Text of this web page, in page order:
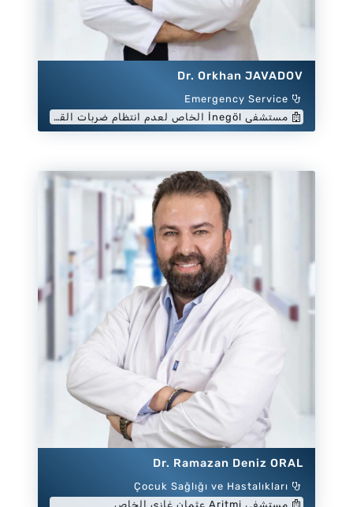
Dr. Orkhan JAVADOV
Emergency Service
مستشفى İnegöl الخاص لعدم انتظام ضربات القلب
Dr. Ramazan Deniz ORAL
Çocuk Sağlığı ve Hastalıkları
مستشفى Aritmi عثمان غازي الخاص